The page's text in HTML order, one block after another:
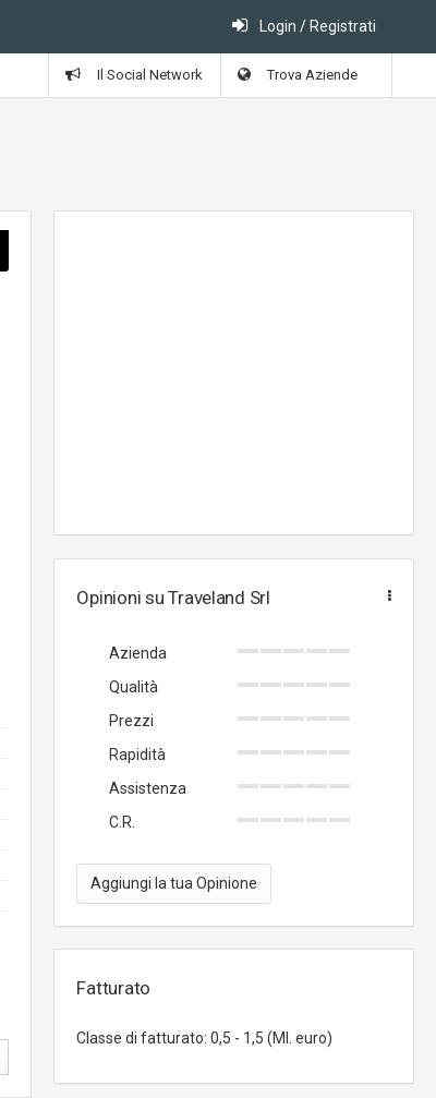
Login / Registrati
Il Social Network Trova Aziende
Opinioni su Traveland Srl
Azienda
Qualità
Prezzi
Rapidità
Assistenza
C.R.
Aggiungi la tua Opinione
Fatturato
Classe di fatturato: 0,5 - 1,5 (Ml. euro)